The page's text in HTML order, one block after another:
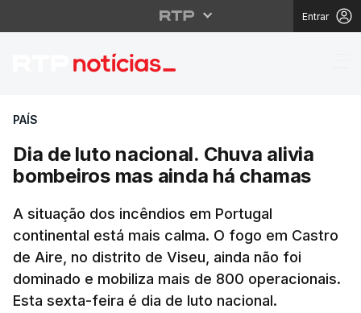
Entrar
Dia de luto nacional.
PAÍS
Dia de luto nacional. Chuva alivia
bombeiros mas ainda há chamas
A situação dos incêndios em Portugal
continental está mais calma. O fogo em Castro
de Aire, no distrito de Viseu, ainda não foi
dominado e mobiliza mais de 800 operacionais.
Esta sexta-feira é dia de luto nacional.